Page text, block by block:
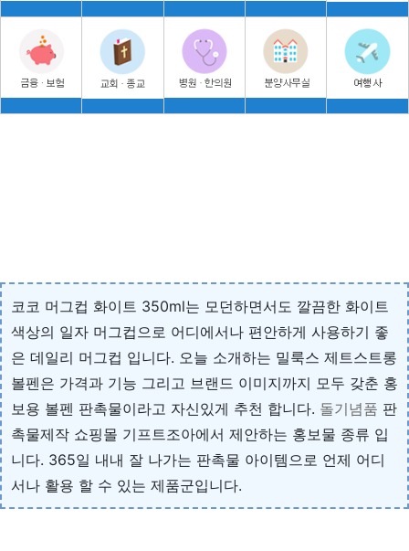
코코 머그컵 화이트 350ml는 모던하면서도 깔끔한 화이트
색상의 일자 머그컵으로 어디에서나 편안하게 사용하기 좋
은 데일리 머그컵 입니다. 오늘 소개하는 밀룩스 제트스트롱
볼펜은 가격과 기능 그리고 브랜드 이미지까지 모두 갖춘 홍
보용 볼펜 판촉물이라고 자신있게 추천 합니다. 돌기념품 판
촉물제작 쇼핑몰 기프트조아에서 제안하는 홍보물 종류 입
니다. 365일 내내 잘 나가는 판촉물 아이템으로 언제 어디
서나 활용 할 수 있는 제품군입니다.